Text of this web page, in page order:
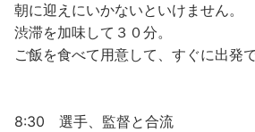
朝に迎えにいかないといけません。
渋滞を加味して３０分。
ご飯を食べて用意して、すぐに出発で
8:30 選手、監督と合流